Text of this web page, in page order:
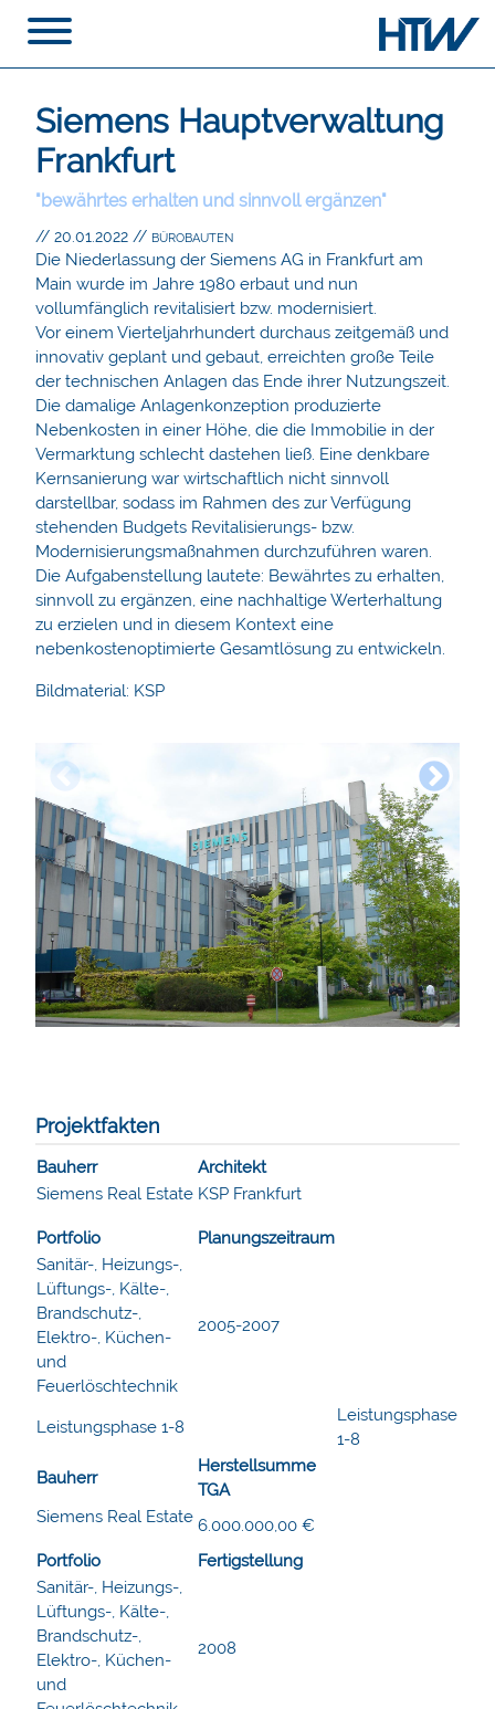
Siemens Hauptverwaltung
Frankfurt
"bewährtes erhalten und sinnvoll ergänzen"
// 20.01.2022 // BÜROBAUTEN
Die Niederlassung der Siemens AG in Frankfurt am
Main wurde im Jahre 1980 erbaut und nun
vollumfänglich revitalisiert bzw. modernisiert.
Vor einem Vierteljahrhundert durchaus zeitgemäß und
innovativ geplant und gebaut, erreichten große Teile
der technischen Anlagen das Ende ihrer Nutzungszeit.
Die damalige Anlagenkonzeption produzierte
Nebenkosten in einer Höhe, die die Immobilie in der
Vermarktung schlecht dastehen ließ. Eine denkbare
Kernsanierung war wirtschaftlich nicht sinnvoll
darstellbar, sodass im Rahmen des zur Verfügung
stehenden Budgets Revitalisierungs- bzw.
Modernisierungsmaßnahmen durchzuführen waren.
Die Aufgabenstellung lautete: Bewährtes zu erhalten,
sinnvoll zu ergänzen, eine nachhaltige Werterhaltung
zu erzielen und in diesem Kontext eine
nebenkostenoptimierte Gesamtlösung zu entwickeln.
Bildmaterial: KSP
Projektfakten
Bauherr
Architekt
Siemens Real Estate KSP Frankfurt
Portfolio
Planungszeitraum
Sanitär-, Heizungs-,
Lüftungs-, Kälte-,
Brandschutz-,
Elektro-, Küchen-
und
Feuerlöschtechnik
2005-2007
Leistungsphase 1-8
Leistungsphase
1-8
Bauherr
Herstellsumme
TGA
Siemens Real Estate 6.000.000,00 €
Portfolio
Fertigstellung
Sanitär-, Heizungs-,
Lüftungs-, Kälte-,
Brandschutz-,
Elektro-, Küchen-
und
2008